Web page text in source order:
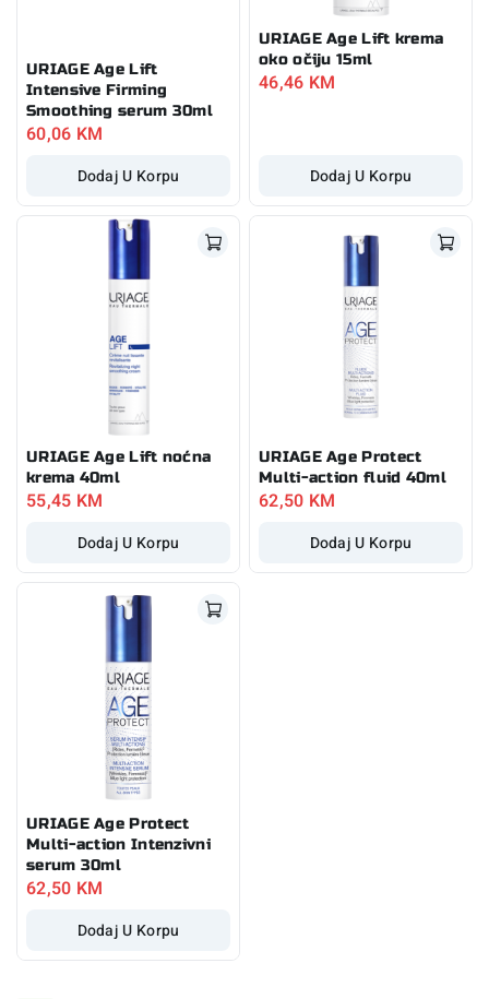
URIAGE Age Lift
Intensive Firming
Smoothing serum 30ml
60,06 KM
Dodaj U Korpu
URIAGE Age Lift krema
oko očiju 15ml
46,46 KM
Dodaj U Korpu
URIAGE Age Lift noćna
krema 40ml
55,45 KM
Dodaj U Korpu
URIAGE Age Protect
Multi-action fluid 40ml
62,50 KM
Dodaj U Korpu
URIAGE Age Protect
Multi-action Intenzivni
serum 30ml
62,50 KM
Dodaj U Korpu